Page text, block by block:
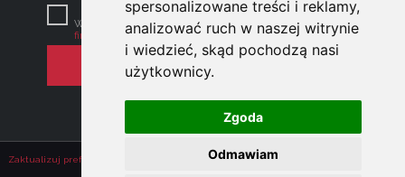
spersonalizowane treści i reklamy,
analizować ruch w naszej witrynie
i wiedzieć, skąd pochodzą nasi
użytkownicy.
Zgoda
Odmawiam
spersonalizowane treści i reklamy,
analizować ruch w naszej witrynie
i wiedzieć, skąd pochodzą nasi
użytkownicy.
Zgoda
Odmawiam
Szanujemy Twoją prywatność.
Wysyłając e-mail zgadzasz się zpolityką
firmy
Zaktualizuj preferencje dotyczące plików cookie